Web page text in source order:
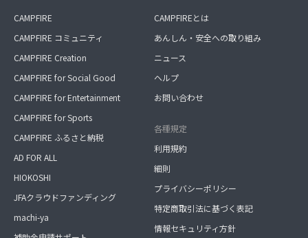
CAMPFIRE
CAMPFIRE コミュニティ
CAMPFIRE Creation
CAMPFIRE for Social Good
CAMPFIRE for Entertainment
CAMPFIRE for Sports
CAMPFIRE ふるさと納税
AD FOR ALL
HIOKOSHI
JFAクラウドファンディング
machi-ya
CAMPFIREとは
あんしん・安全への取り組み
ニュース
ヘルプ
お問い合わせ
各種規定
利用規約
細則
プライバシーポリシー
特定商取引法に基づく表記
情報セキュリティ方針